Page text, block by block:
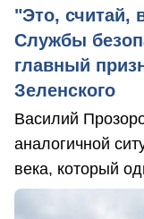
"Это, считай,
Службы
главный
Зеленского
Василий
аналогичной
века, который